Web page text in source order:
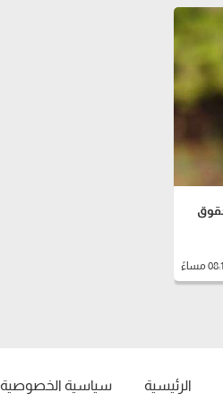
الرئيسية سياسية الخصوصية